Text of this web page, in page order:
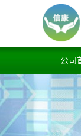
公司